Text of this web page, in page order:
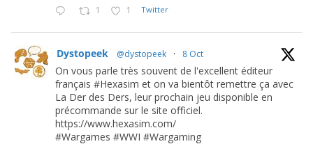
1 1 Twitter
Dystopeek @dystopeek · 8 Oct
On vous parle très souvent de l'excellent éditeur
français #Hexasim et on va bientôt remettre ça avec
La Der des Ders, leur prochain jeu disponible en
précommande sur le site officiel.
https://www.hexasim.com/
#Wargames #WWI #Wargaming